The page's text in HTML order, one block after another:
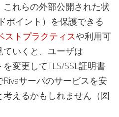
れらの外部公開された状
ポイント）を保護できる
ストプラクティスや利用可
いくと、ユーザは
変更してTLS/SSL証明書
サーバのサービスを安
えるかもしれません（図